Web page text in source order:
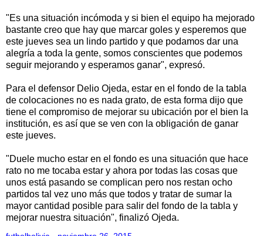
"Es una situación incómoda y si bien el equipo ha mejorado
bastante creo que hay que marcar goles y esperemos que
este jueves sea un lindo partido y que podamos dar una
alegría a toda la gente, somos conscientes que podemos
seguir mejorando y esperamos ganar", expresó.
Para el defensor Delio Ojeda, estar en el fondo de la tabla
de colocaciones no es nada grato, de esta forma dijo que
tiene el compromiso de mejorar su ubicación por el bien la
institución, es así que se ven con la obligación de ganar
este jueves.
"Duele mucho estar en el fondo es una situación que hace
rato no me tocaba estar y ahora por todas las cosas que
unos está pasando se complican pero nos restan ocho
partidos tal vez uno más que todos y tratar de sumar la
mayor cantidad posible para salir del fondo de la tabla y
mejorar nuestra situación", finalizó Ojeda.